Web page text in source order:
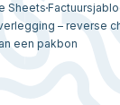
Sheets
– reverse
een pakbon